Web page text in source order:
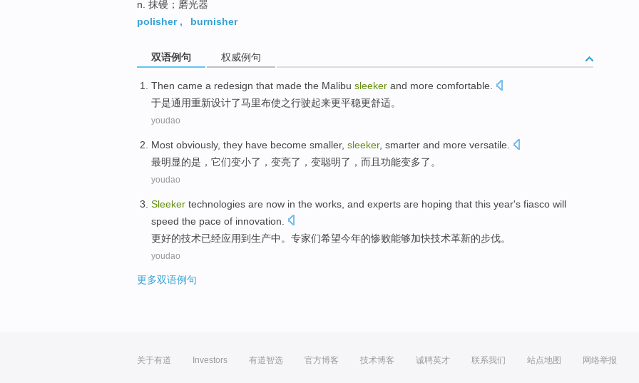
n. 抹镘；磨光器
polisher, burnisher
双语例句 权威例句
Then came a redesign that made the Malibu sleeker and more comfortable
于是通用重新设计了马里布使之行驶起来更平稳更舒适。
youdao
Most obviously, they have become smaller, sleeker, smarter and more versatile
最明显的是， 它们变小了，变亮了， 变聪明了 ， 而且 功能变多了。
youdao
Sleeker technologies are now in the works, and experts are hoping that this year's fiasco will
speed the pace of innovation
更好的技术已经应用到生产中 。 专家们希望今年的惨败能够加快技术革新的步伐。
youdao
更多双语例句
关于有道 Investors 有道智选 官方博客 技术博客 诚聘英才 联系我们 站点地图 网络举报